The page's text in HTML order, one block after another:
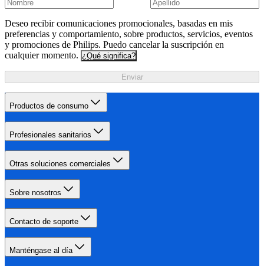
Deseo recibir comunicaciones promocionales, basadas en mis
preferencias y comportamiento, sobre productos, servicios, eventos
y promociones de Philips. Puedo cancelar la suscripción en
cualquier momento. ¿Qué significa?
Enviar
Productos de consumo
Profesionales sanitarios
Otras soluciones comerciales
Sobre nosotros
Contacto de soporte
Manténgase al día